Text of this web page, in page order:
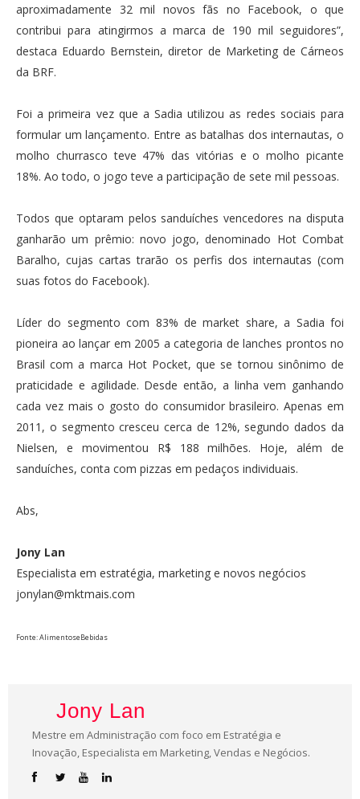
aproximadamente 32 mil novos fãs no Facebook, o que
contribui para atingirmos a marca de 190 mil seguidores”,
destaca Eduardo Bernstein, diretor de Marketing de Cárneos
da BRF.
Foi a primeira vez que a Sadia utilizou as redes sociais para
formular um lançamento. Entre as batalhas dos internautas, o
molho churrasco teve 47% das vitórias e o molho picante
18%. Ao todo, o jogo teve a participação de sete mil pessoas.
Todos que optaram pelos sanduíches vencedores na disputa
ganharão um prêmio: novo jogo, denominado Hot Combat
Baralho, cujas cartas trarão os perfis dos internautas (com
suas fotos do Facebook).
Líder do segmento com 83% de market share, a Sadia foi
pioneira ao lançar em 2005 a categoria de lanches prontos no
Brasil com a marca Hot Pocket, que se tornou sinônimo de
praticidade e agilidade. Desde então, a linha vem ganhando
cada vez mais o gosto do consumidor brasileiro. Apenas em
2011, o segmento cresceu cerca de 12%, segundo dados da
Nielsen, e movimentou R$ 188 milhões. Hoje, além de
sanduíches, conta com pizzas em pedaços individuais.
Abs,
Jony Lan
Especialista em estratégia, marketing e novos negócios
jonylan@mktmais.com
Fonte: AlimentoseBebidas
Jony Lan
Mestre em Administração com foco em Estratégia e
Inovação, Especialista em Marketing, Vendas e Negócios.